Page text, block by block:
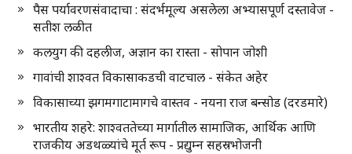
पैस पर्यावरणसंवादाचा : संदर्भमूल्य असलेला अभ्यासपूर्ण दस्तावेज -
सतीश लळीत
कलयुग की दहलीज, अज्ञान का रास्ता - सोपान जोशी
गावांची शाश्वत विकासाकडची वाटचाल - संकेत अहेर
विकासाच्या झगमगाटामागचे वास्तव - नयना राज बन्सोड (दरडमारे)
भारतीय शहरे: शाश्वततेच्या मार्गातील सामाजिक, आर्थिक आणि
राजकीय अडथळ्यांचे मूर्त रूप - प्रद्युम्न सहस्रभोजनी